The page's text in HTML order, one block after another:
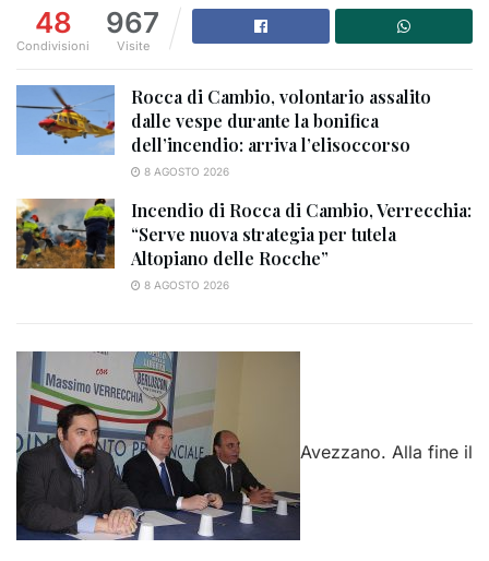
48
Condivisioni
967
Visite
Rocca di Cambio, volontario assalito
dalle vespe durante la bonifica
dell’incendio: arriva l’elisoccorso
8 AGOSTO 2026
Incendio di Rocca di Cambio, Verrecchia:
“Serve nuova strategia per tutela
Altopiano delle Rocche”
8 AGOSTO 2026
Avezzano. Alla fine il